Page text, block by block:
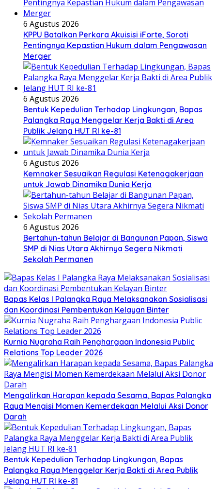
6 Agustus 2026
KPPU Batalkan Perkara Akuisisi iForte, Soroti
Pentingnya Kepastian Hukum dalam Pengawasan
Merger
6 Agustus 2026
Bentuk Kepedulian Terhadap Lingkungan, Bapas
Palangka Raya Menggelar Kerja Bakti di Area
Publik Jelang HUT RI ke-81
6 Agustus 2026
Kemnaker Sesuaikan Regulasi Ketenagakerjaan
untuk Jawab Dinamika Dunia Kerja
6 Agustus 2026
Bertahun-tahun Belajar di Bangunan Papan, Siswa
SMP di Nias Utara Akhirnya Segera Nikmati
Sekolah Permanen
Bapas Kelas I Palangka Raya Melaksanakan Sosialisasi
dan Koordinasi Pembentukan Kelayan Binter
Kurnia Nugraha Raih Penghargaan Indonesia Public
Relations Top Leader 2026
Mengalirkan Harapan kepada Sesama, Bapas Palangka
Raya Mengisi Momen Kemerdekaan Melalui Aksi Donor
Darah
Bentuk Kepedulian Terhadap Lingkungan, Bapas
Palangka Raya Menggelar Kerja Bakti di Area Publik
Jelang HUT RI ke-81